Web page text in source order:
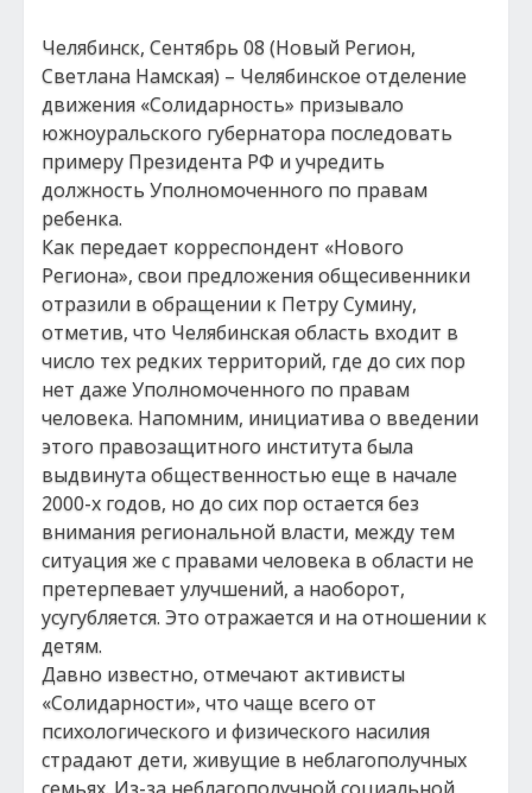
Челябинск, Сентябрь 08 (Новый Регион,
Светлана Намская) – Челябинское отделение
движения «Солидарность» призывало
южноуральского губернатора последовать
примеру Президента РФ и учредить
должность Уполномоченного по правам
ребенка.
Как передает корреспондент «Нового
Региона», свои предложения общесивенники
отразили в обращении к Петру Сумину,
отметив, что Челябинская область входит в
число тех редких территорий, где до сих пор
нет даже Уполномоченного по правам
человека. Напомним, инициатива о введении
этого правозащитного института была
выдвинута общественностью еще в начале
2000-х годов, но до сих пор остается без
внимания региональной власти, между тем
ситуация же с правами человека в области не
претерпевает улучшений, а наоборот,
усугубляется. Это отражается и на отношении к
детям.
Давно известно, отмечают активисты
«Солидарности», что чаще всего от
психологического и физического насилия
страдают дети, живущие в неблагополучных